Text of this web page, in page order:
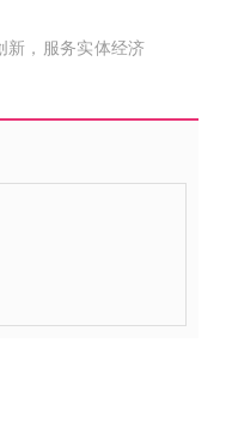
新，服务实体经济